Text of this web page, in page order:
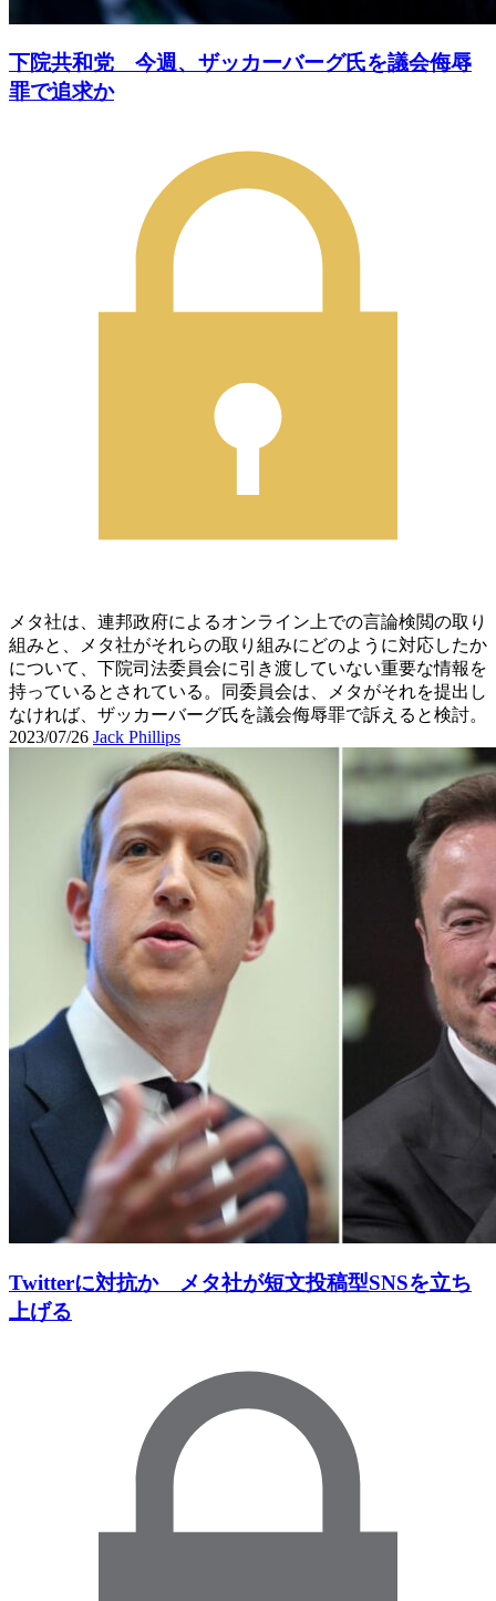
下院共和党 今週、ザッカーバーグ氏を議会侮辱
罪で追求か
メタ社は、連邦政府によるオンライン上での言論検閲の取り
組みと、メタ社がそれらの取り組みにどのように対応したか
について、下院司法委員会に引き渡していない重要な情報を
持っているとされている。同委員会は、メタがそれを提出し
なければ、ザッカーバーグ氏を議会侮辱罪で訴えると検討。
2023/07/26 Jack Phillips
Twitterに対抗か メタ社が短文投稿型SNSを立ち
上げる